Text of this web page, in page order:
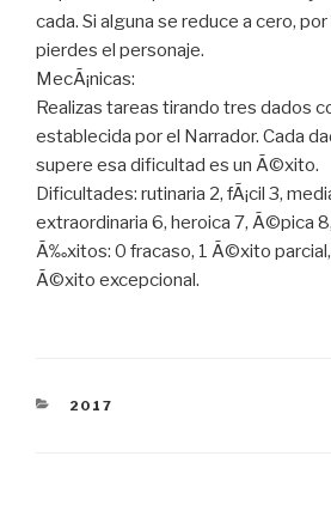
cada. Si alguna se reduce a cero,
pierdes el personaje.
MecÃ¡nicas:
Realizas tareas tirando tres dados
establecida por el Narrador. Cada
supere esa dificultad es un Ã©xito.
Dificultades: rutinaria 2, fÃ¡cil 3,
extraordinaria 6, heroica 7, Ã©pica
Ã‰xitos: 0 fracaso, 1 Ã©xito
Ã©xito excepcional.
CATEGORÍAS
2017